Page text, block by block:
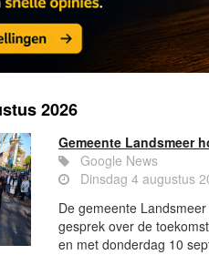
2026
Gemeente Landsmeer
Google News
Dinsdag 4 augustus
De gemeente
gesprek over de
en met donderdag 10